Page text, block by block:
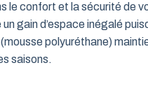
le confort et la sécurité
gain d’espace inégalé
polyuréthane)
saisons.